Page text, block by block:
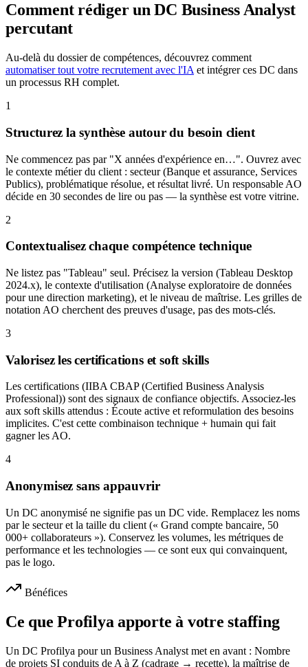
Comment rédiger un DC Business Analyst
percutant
Au-delà du dossier de compétences, découvrez comment
automatiser tout votre recrutement avec l'IA et intégrer ces DC dans
un processus RH complet.
1
Structurez la synthèse autour du besoin client
Ne commencez pas par "X années d'expérience en…". Ouvrez avec
le contexte métier du client : secteur (Banque et assurance, Services
Publics), problématique résolue, et résultat livré. Un responsable AO
décide en 30 secondes de lire ou pas — la synthèse est votre vitrine.
2
Contextualisez chaque compétence technique
Ne listez pas "Tableau" seul. Précisez la version (Tableau Desktop
2024.x), le contexte d'utilisation (Analyse exploratoire de données
pour une direction marketing), et le niveau de maîtrise. Les grilles de
notation AO cherchent des preuves d'usage, pas des mots-clés.
3
Valorisez les certifications et soft skills
Les certifications (IIBA CBAP (Certified Business Analysis
Professional)) sont des signaux de confiance objectifs. Associez-les
aux soft skills attendus : Écoute active et reformulation des besoins
implicites. C'est cette combinaison technique + humain qui fait
gagner les AO.
4
Anonymisez sans appauvrir
Un DC anonymisé ne signifie pas un DC vide. Remplacez les noms
par le secteur et la taille du client (« Grand compte bancaire, 50
000+ collaborateurs »). Conservez les volumes, les métriques de
performance et les technologies — ce sont eux qui convainquent,
pas le logo.
Bénéfices
Ce que Profilya apporte à votre staffing
Un DC Profilya pour un Business Analyst met en avant : Nombre
de projets SI conduits de A à Z (cadrage → recette), la maîtrise de